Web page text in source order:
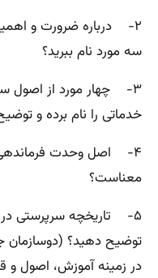
۲- درباره ضرورت و
سه مورد نام ببرید؟
۳- چهار مورد از اصول
خدماتی را نام برده و
۴- اصل وحدت
معناست؟
۵- تاریخچه سرپرستی در
توضیح دهید؟ (دوسازمان
در زمینه آموزش، اصول و